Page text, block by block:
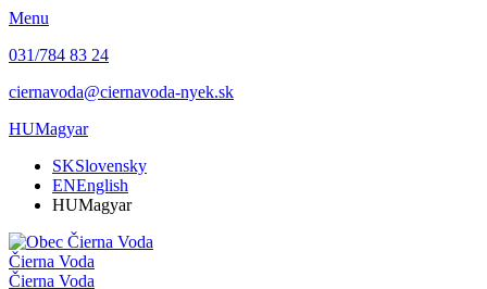
Menu
031/784 83 24
ciernavoda@ciernavoda-nyek.sk
HUMagyar
SKSlovensky
ENEnglish
HUMagyar
Čierna Voda
Čierna Voda